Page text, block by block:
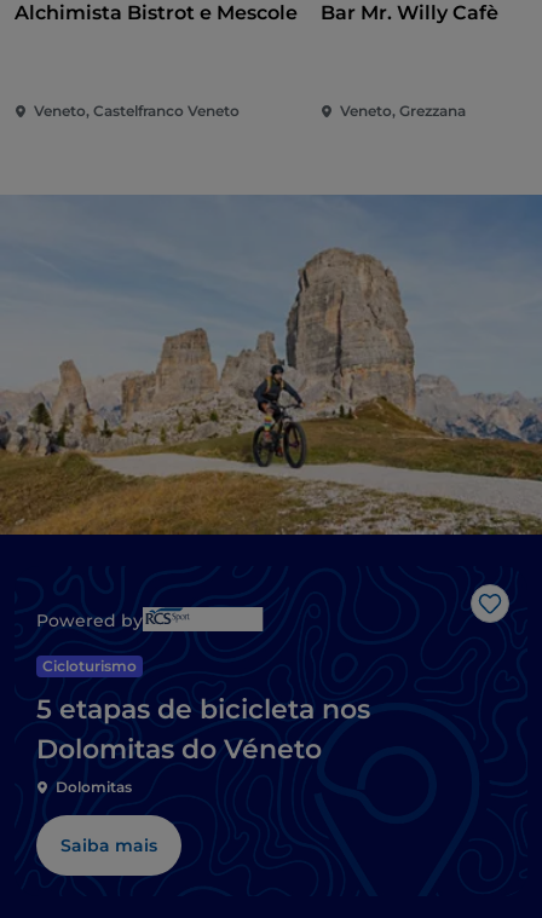
Alchimista Bistrot e Mescole
Veneto, Castelfranco Veneto
Bar Mr. Willy Cafè
Veneto, Grezzana
Powered by
Cicloturismo
5 etapas de bicicleta nos
Dolomitas do Véneto
Dolomitas
Saiba mais